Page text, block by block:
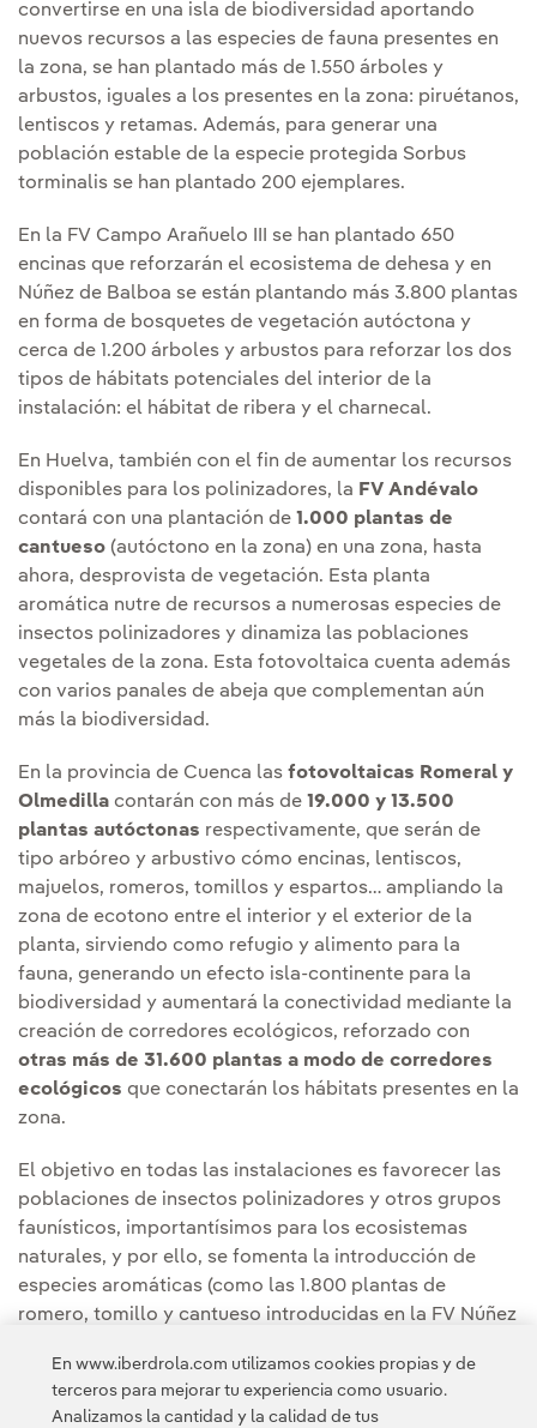
convertirse en una isla de biodiversidad aportando
nuevos recursos a las especies de fauna presentes en
la zona, se han plantado más de 1.550 árboles y
arbustos, iguales a los presentes en la zona: piruétanos,
lentiscos y retamas. Además, para generar una
población estable de la especie protegida Sorbus
torminalis se han plantado 200 ejemplares.
En la FV Campo Arañuelo III se han plantado 650
encinas que reforzarán el ecosistema de dehesa y en
Núñez de Balboa se están plantando más 3.800 plantas
en forma de bosquetes de vegetación autóctona y
cerca de 1.200 árboles y arbustos para reforzar los dos
tipos de hábitats potenciales del interior de la
instalación: el hábitat de ribera y el charnecal.
En Huelva, también con el fin de aumentar los recursos
disponibles para los polinizadores, la FV Andévalo
contará con una plantación de 1.000 plantas de
cantueso (autóctono en la zona) en una zona, hasta
ahora, desprovista de vegetación. Esta planta
aromática nutre de recursos a numerosas especies de
insectos polinizadores y dinamiza las poblaciones
vegetales de la zona. Esta fotovoltaica cuenta además
con varios panales de abeja que complementan aún
más la biodiversidad.
En la provincia de Cuenca las fotovoltaicas Romeral y
Olmedilla contarán con más de 19.000 y 13.500
plantas autóctonas respectivamente, que serán de
tipo arbóreo y arbustivo cómo encinas, lentiscos,
majuelos, romeros, tomillos y espartos… ampliando la
zona de ecotono entre el interior y el exterior de la
planta, sirviendo como refugio y alimento para la
fauna, generando un efecto isla-continente para la
biodiversidad y aumentará la conectividad mediante la
creación de corredores ecológicos, reforzado con
otras más de 31.600 plantas a modo de corredores
ecológicos que conectarán los hábitats presentes en la
zona.
El objetivo en todas las instalaciones es favorecer las
poblaciones de insectos polinizadores y otros grupos
faunísticos, importantísimos para los ecosistemas
naturales, y por ello, se fomenta la introducción de
especies aromáticas (como las 1.800 plantas de
romero, tomillo y cantueso introducidas en la FV Núñez
para aportar zonas refugios para este tipo de fauna.
En www.iberdrola.com utilizamos cookies propias y de
terceros para mejorar tu experiencia como usuario.
Analizamos la cantidad y la calidad de tus